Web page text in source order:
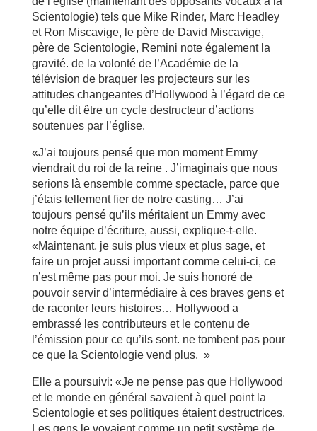
Scientologie) tels que Mike Rinder, Marc Headley
et Ron Miscavige, le père de David Miscavige,
père de Scientologie, Remini note également la
gravité. de la volonté de l’Académie de la
télévision de braquer les projecteurs sur les
attitudes changeantes d’Hollywood à l’égard de ce
qu’elle dit être un cycle destructeur d’actions
soutenues par l’église.
«J’ai toujours pensé que mon moment Emmy
viendrait du roi de la reine . J’imaginais que nous
serions là ensemble comme spectacle, parce que
j’étais tellement fier de notre casting… J’ai
toujours pensé qu’ils méritaient un Emmy avec
notre équipe d’écriture, aussi, explique-t-elle.
«Maintenant, je suis plus vieux et plus sage, et
faire un projet aussi important comme celui-ci, ce
n’est même pas pour moi. Je suis honoré de
pouvoir servir d’intermédiaire à ces braves gens et
de raconter leurs histoires… Hollywood a
embrassé les contributeurs et le contenu de
l’émission pour ce qu’ils sont. ne tombent pas pour
ce que la Scientologie vend plus. »
Elle a poursuivi: «Je ne pense pas que Hollywood
et le monde en général savaient à quel point la
Scientologie et ses politiques étaient destructrices.
Les gens le voyaient comme un petit système de